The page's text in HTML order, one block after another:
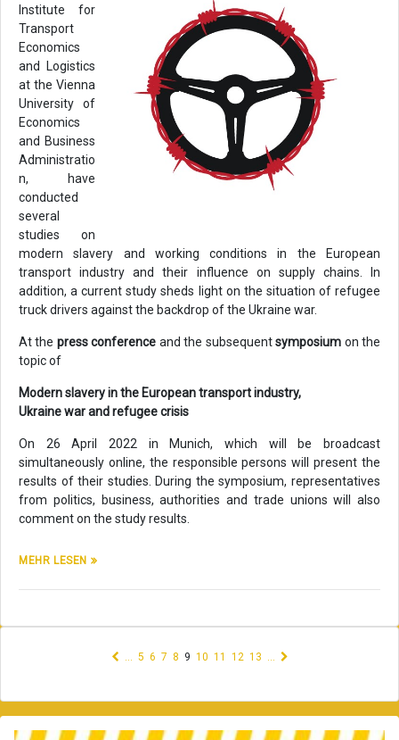
Institute for
Transport
Economics
and Logistics
at the Vienna
University of
Economics
and Business
Administratio
n, have
conducted
several
studies on
modern slavery and working conditions in the European
transport industry and their influence on supply chains. In
addition, a current study sheds light on the situation of refugee
truck drivers against the backdrop of the Ukraine war.
At the press conference and the subsequentsymposium on the
topic of
Modern slavery in the European transport industry,
Ukraine war and refugee crisis
On 26 April 2022 in Munich, which will be broadcast
simultaneously online, the responsible persons will present the
results of their studies. During the symposium, representatives
from politics, business, authorities and trade unions will also
comment on the study results.
MEHR LESEN
… 5 6 7 8 9(current)
10 11 12 13 …